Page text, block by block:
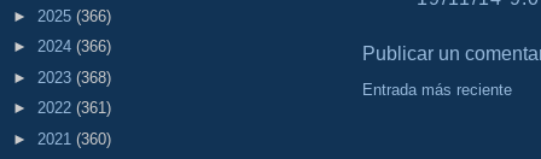
► 2025 (366)
► 2024 (366)
► 2023 (368)
► 2022 (361)
► 2021 (360)
Publicar un
Entrada más reciente